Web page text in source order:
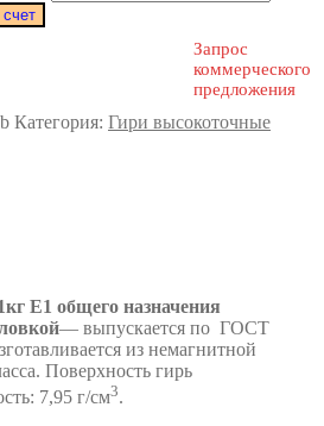
Запрос
коммерческого
предложения
Категория: Гири высокоточные
E1 общего назначения
— выпускается по ГОСТ
из немагнитной
Поверхность гирь
7,95 г/см3.